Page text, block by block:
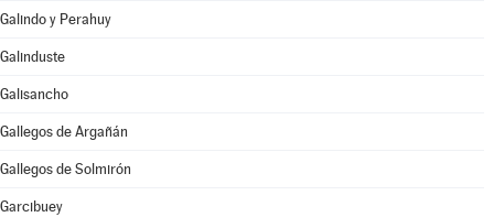
Galindo y Perahuy
Galinduste
Galisancho
Gallegos de Argañán
Gallegos de Solmirón
Garcibuey